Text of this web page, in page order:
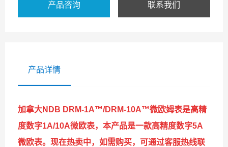
产品咨询 联系我们
产品详情
加拿大NDB DRM-1A™/DRM-10A™微欧姆表是高精
度数字1A/10A微欧表，本产品是一款高精度数字5A
微欧表。现在热卖中，如需购买，可通过客服热线联